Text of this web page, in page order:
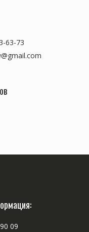
63-73
09